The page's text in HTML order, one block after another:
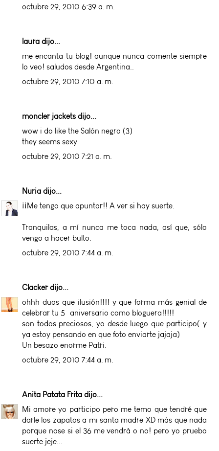
octubre 29, 2010 6:39 a. m.
laura dijo...
me encanta tu blog! aunque nunca comente siempre
lo veo! saludos desde Argentina..
octubre 29, 2010 7:10 a. m.
moncler jackets dijo...
wow i do like the Salón negro (3)
they seems sexy
octubre 29, 2010 7:21 a. m.
Nuria dijo...
¡¡Me tengo que apuntar!! A ver si hay suerte.
Tranquilas, a mí nunca me toca nada, así que, sólo
vengo a hacer bulto.
octubre 29, 2010 7:44 a. m.
Clackerdijo...
ohhh duos que ilusión!!!! y que forma más genial de
celebrar tu 5º aniversario como bloguera!!!!!
son todos preciosos, yo desde luego que participo( y
ya estoy pensando en que foto enviarte jajaja)
Un besazo enorme Patri.
octubre 29, 2010 7:44 a. m.
Anita Patata Frita dijo...
Mi amore yo participo pero me temo que tendré que
darle los zapatos a mi santa madre XD más que nada
porque nose si el 36 me vendrá o no! pero yo pruebo
suerte jeje...